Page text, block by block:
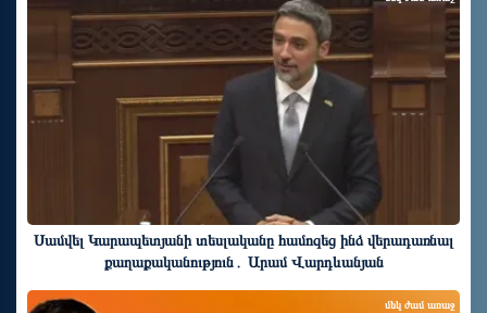
Սամվել Կարապետյանի տեսլականը համոզեց ինձ վերադառնալ
քաղաքականություն․ Արամ Վարդևանյան
մեկ ժամ առաջ